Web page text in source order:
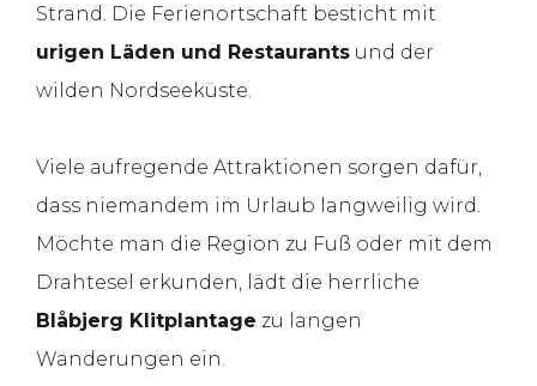
Strand. Die Ferienortschaft besticht mit
urigen Läden und Restaurants und der
wilden Nordseeküste.
Viele aufregende Attraktionen sorgen dafür,
dass niemandem im Urlaub langweilig wird.
Möchte man die Region zu Fuß oder mit dem
Drahtesel erkunden, lädt die herrliche
Blåbjerg Klitplantage zu langen
Wanderungen ein.